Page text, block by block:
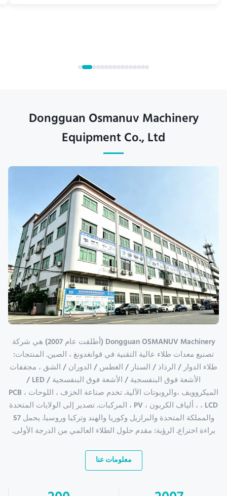
Dongguan Osmanuv Machinery
Equipment Co., Ltd
Dongguan OSMANUV Machinery (أطلقت عام 2007) هي شركة
تصنيع معدات طلاء عالية التقنية في قوانغدونغ ، الصين. المنتجات:
طلاء الدوار / الرذاذ / الستار / الغطس / الدوران / الشق ، مجففات
الأشعة فوق البنفسجية / الأشعة فوق البنفسجية / LED /
الميكروويف ،والروبوتات الآلية. تخدم صناعة الخزف ، اللوحات ، PCB
، LCD ، ألياف الكربون ، PV ، المركبات. تصدير إلى الولايات المتحدة
والمملكة المتحدة والبرازيل وكوريا والهند وتركيا وروسيا. يحمل 57
براءة اختراع. الرؤية: مقدم حلول الطلاء العالمي من الدرجة الأولى.
معلومات عنا